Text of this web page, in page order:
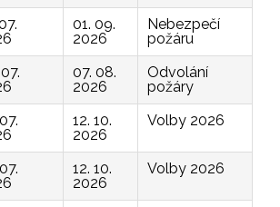
01. 09.
2026
Nebezpečí
požáru
07. 08.
2026
Odvolání
požáry
12. 10.
2026
Volby 2026
12. 10.
2026
Volby 2026